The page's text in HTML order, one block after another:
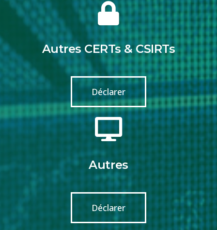
Autres CERTs & CSIRTs
Déclarer
Autres
Déclarer